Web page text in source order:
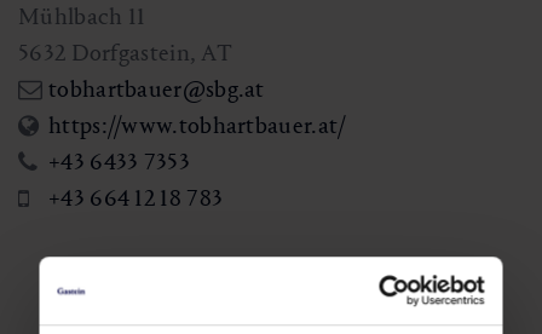
Mühlbach 11
5632 Dorfgastein, AT
tobhartbauer@sbg.at
https://www.tobhartbauer.at/
+43 6433 7353
+43 664 12 18 783